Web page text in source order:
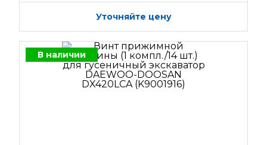
Уточняйте цену
В наличии